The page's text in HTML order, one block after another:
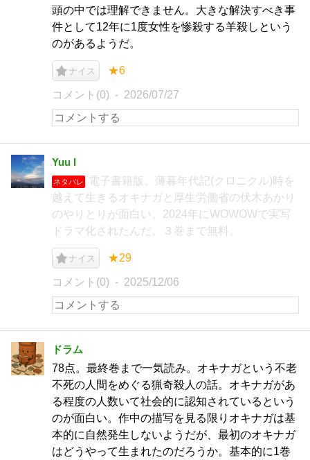
頭の中では理解できません。大きな解決すべき事
件として12年に1度女性を惨殺する羊殺しという
のがあるようだ。
ナイス ★6
コメント(0) 2026/07/27
Yuu I
ネタバレ
電子書籍版。薄暮年代記(クロニクル)時を
越えて生きるオキナガと厚生労働省の伏木あかり
のやりとりが面白い。2024年にWOWOWで実写
ドラマ化されたんだ。３巻まで無料。
ナイス ★29
コメント(0) 2025/12/06
ドラム
78点。最終巻まで一気読み。オキナガという不老
不死の人間をめぐる猟奇殺人の話。オキナガがあ
る程度の人数いて社会的に認知されているという
のが面白い。作中の描写を見る限りオキナガは基
本的に自然発生しないようだが、最初のオキナガ
はどうやって生まれたのだろうか。基本的に1巻